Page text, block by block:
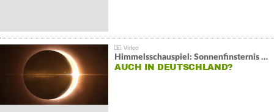
Himmelsschauspiel: Sonnenfinsternis über Spanien
AUCH IN DEUTSCHLAND?